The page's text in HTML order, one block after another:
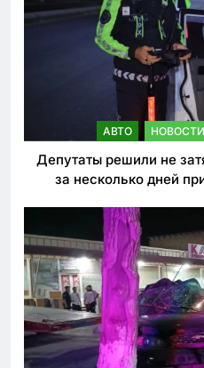
АВТО
Депутаты решили не
за несколько дней